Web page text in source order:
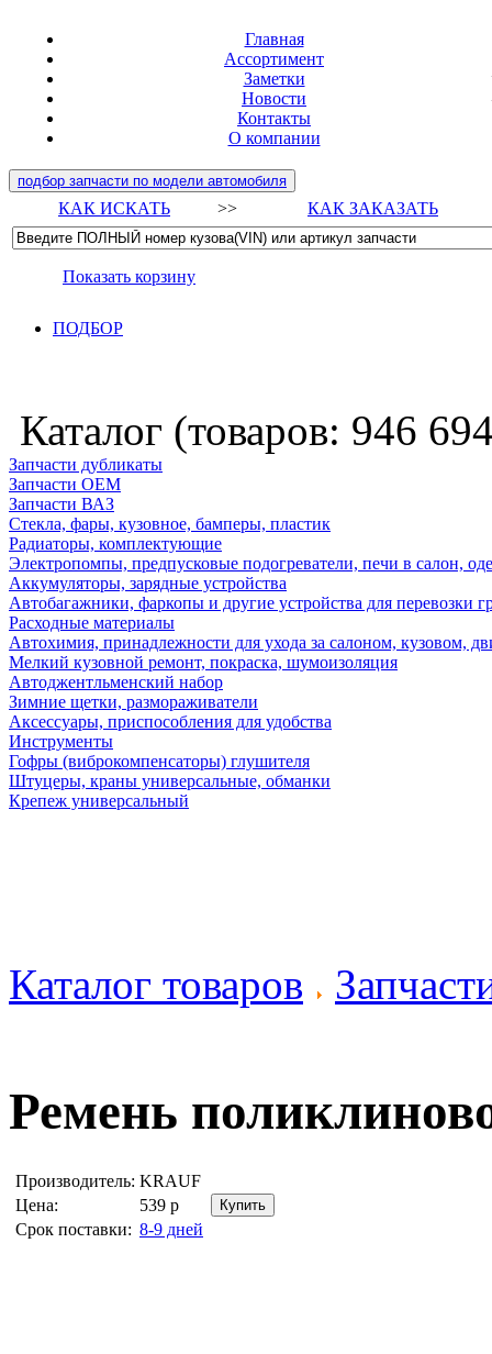
Главная
Ассортимент
Заметки
Новости
Контакты
О компании
подбор запчасти по модели автомобиля
КАК ИСКАТЬ >> КАК ЗАКАЗАТЬ
Показать корзину
ПОДБОР
Каталог (товаров: 946
Запчасти дубликаты
Запчасти ОЕМ
Запчасти ВАЗ
Стекла, фары, кузовное, бамперы, пластик
Радиаторы, комплектующие
Электропомпы, предпусковые подогреватели, печи в салон,
Аккумуляторы, зарядные устройства
Автобагажники, фаркопы и другие устройства для перевозки
Расходные материалы
Автохимия, принадлежности для ухода за салоном, кузовом,
Мелкий кузовной ремонт, покраска, шумоизоляция
Автоджентльменский набор
Зимние щетки, размораживатели
Аксессуары, приспособления для удобства
Инструменты
Гофры (виброкомпенсаторы) глушителя
Штуцеры, краны универсальные, обманки
Крепеж универсальный
Каталог товаров
Ремень
Производитель: KRAUF
Цена:
539 р
Срок поставки: 8-9 дней